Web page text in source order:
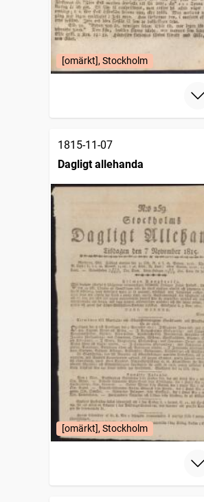
[omärkt], Stockholm
1815-11-07
Dagligt allehanda
[omärkt], Stockholm